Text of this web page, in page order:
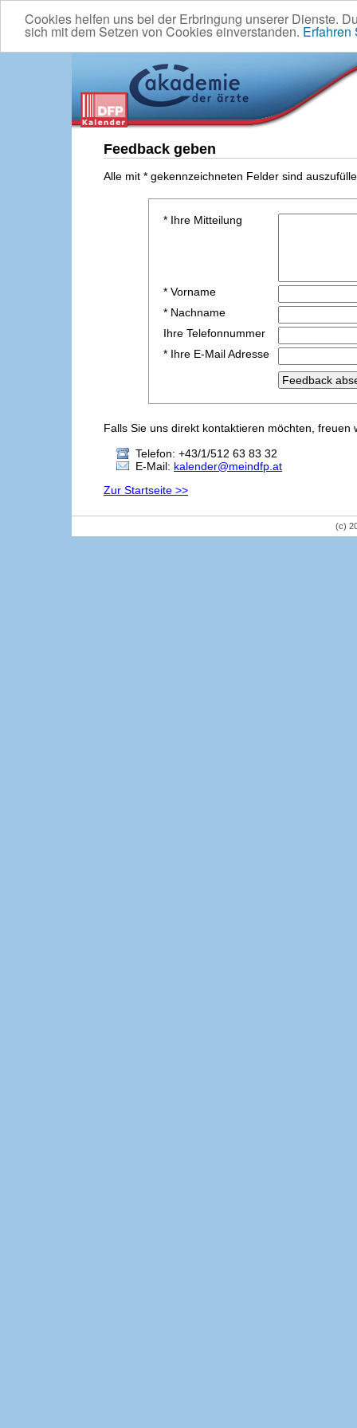
Cookies helfen uns bei der Erbringung unserer Dienste.
sich mit dem Setzen von Cookies einverstanden. Erfahren
Feedback geben
Alle mit * gekennzeichneten Felder sind
* Ihre Mitteilung
* Vorname
* Nachname
Ihre Telefonnummer
* Ihre E-Mail Adresse
Falls Sie uns direkt kontaktieren möchten,
Telefon: +43/1/512 63 83 32
E-Mail: kalender@meindfp.at
Zur Startseite >>
(c)